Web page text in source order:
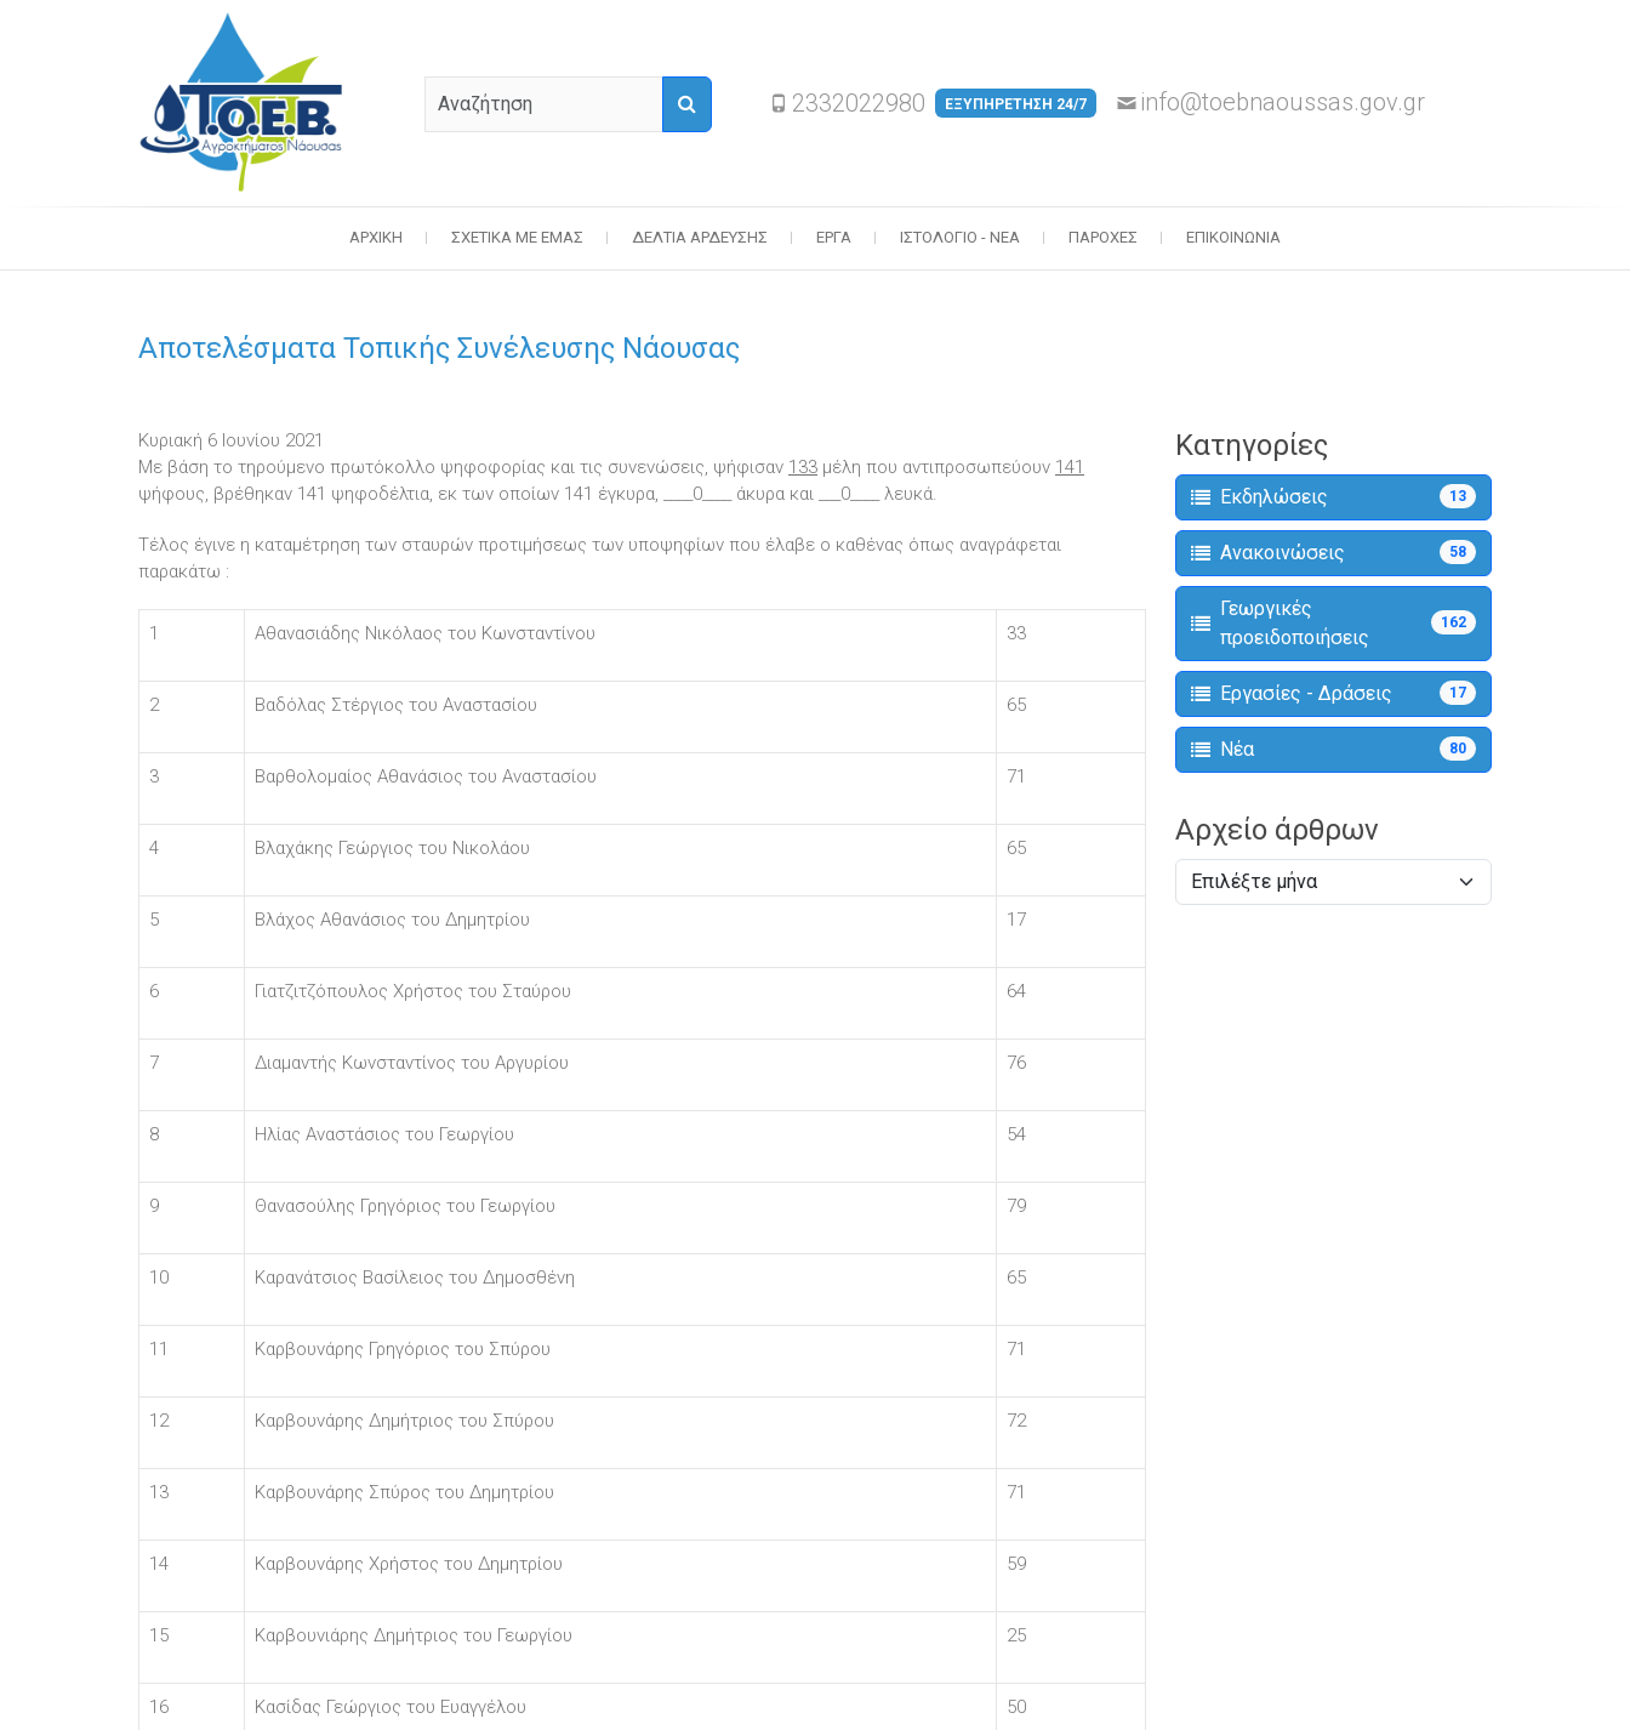
2332022980 ΕΞΥΠΗΡΕΤΗΣΗ 24/7 info@toebnaoussas.gov.gr
ΑΡΧΙΚΉ ΣΧΕΤΙΚΆ ΜΕ ΕΜΆΣ ΔΕΛΤΊΑ ΆΡΔΕΥΣΗΣ ΈΡΓΑ ΙΣΤΟΛΌΓΙΟ - ΝΈΑ ΠΑΡΟΧΈΣ ΕΠΙΚΟΙΝΩΝΊΑ
Αποτελέσματα Τοπικής Συνέλευσης Νάουσας
Κυριακή 6 Ιουνίου 2021
Με βάση το τηρούμενο πρωτόκολλο ψηφοφορίας και τις συνενώσεις, ψήφισαν 133 μέλη που αντιπροσωπεύουν 141
ψήφους, βρέθηκαν 141 ψηφοδέλτια, εκ των οποίων 141 έγκυρα, ____0____ άκυρα και ___0____ λευκά.
Τέλος έγινε η καταμέτρηση των σταυρών προτιμήσεως των υποψηφίων που έλαβε ο καθένας όπως αναγράφεται
παρακάτω :
1 Αθανασιάδης Νικόλαος του Κωνσταντίνου 33
2 Βαδόλας Στέργιος του Αναστασίου 65
3 Βαρθολομαίος Αθανάσιος του Αναστασίου 71
4 Βλαχάκης Γεώργιος του Νικολάου 65
5 Βλάχος Αθανάσιος του Δημητρίου 17
6 Γιατζιτζόπουλος Χρήστος του Σταύρου 64
7 Διαμαντής Κωνσταντίνος του Αργυρίου 76
8 Ηλίας Αναστάσιος του Γεωργίου 54
9 Θανασούλης Γρηγόριος του Γεωργίου 79
10 Καρανάτσιος Βασίλειος του Δημοσθένη 65
11 Καρβουνάρης Γρηγόριος του Σπύρου 71
12 Καρβουνάρης Δημήτριος του Σπύρου 72
13 Καρβουνάρης Σπύρος του Δημητρίου 71
14 Καρβουνάρης Χρήστος του Δημητρίου 59
15 Καρβουνιάρης Δημήτριος του Γεωργίου 25
16 Κασίδας Γεώργιος του Ευαγγέλου 50
Κατηγορίες
Εκδηλώσεις 13
Ανακοινώσεις 58
Γεωργικές
προειδοποιήσεις
162
Εργασίες - Δράσεις 17
Νέα 80
Αρχείο άρθρων